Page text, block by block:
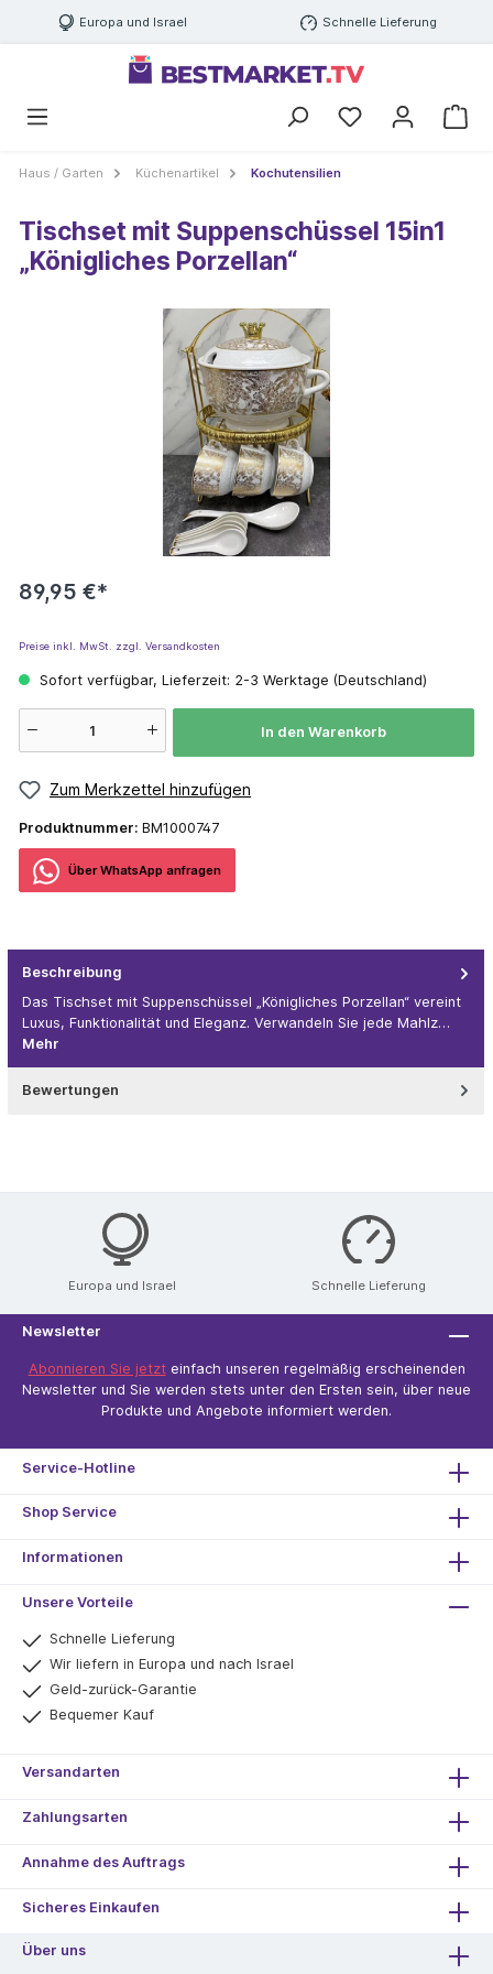
Europa und Israel Schnelle Lieferung
Haus / Garten Küchenartikel Kochutensilien
Tischset mit Suppenschüssel 15in1
„Königliches Porzellan“
89,95 €*
Preise inkl. MwSt. zzgl. Versandkosten
Sofort verfügbar, Lieferzeit: 2-3 Werktage (Deutschland)
In den Warenkorb
Zum Merkzettel hinzufügen
Produktnummer: BM1000747
Über WhatѕApp anfragеn
Beschreibung
Das Tischset mit Suppenschüssel „Königliches Porzellan“ vereint
Luxus, Funktionalität und Eleganz. Verwandeln Sie jede Mahlz…
Mehr
Bewertungen
Europa und Israel Schnelle Lieferung
Newsletter
Abonnieren Sie jetzteinfach unseren regelmäßig erscheinenden
Newsletter und Sie werden stets unter den Ersten sein, über neue
Produkte und Angebote informiert werden.
Service-Hotline
Shop Service
Informationen
Unsere Vorteile
Schnelle Lieferung
Wir liefern in Europa und nach Israel
Geld-zurück-Garantie
Bequemer Kauf
Versandarten
Zahlungsarten
Annahme des Auftrags
Sicheres Einkaufen
Über uns